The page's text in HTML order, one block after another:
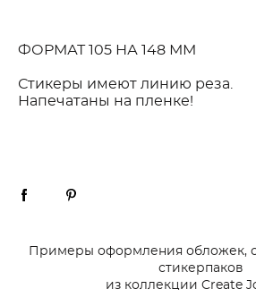
ФОРМАТ 105 НА 148 ММ
Стикеры имеют линию реза.
Напечатаны на пленке!
Примеры оформления обложек,
стикерпаков
из коллекции Create